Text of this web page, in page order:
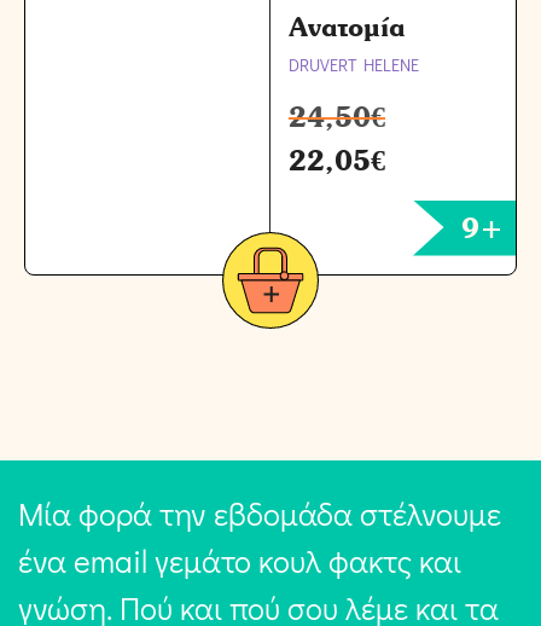
Ανατομία
DRUVERT HELENE
24,50€
22,05€
9+
Μία φορά την εβδομάδα στέλνουμε
ένα email γεμάτο κουλ φακτς και
γνώση. Πού και πού σου λέμε και τα